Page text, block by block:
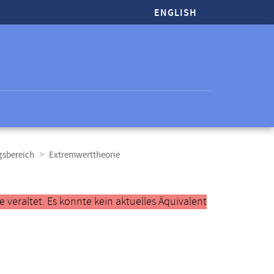
ENGLISH
Extremwerttheorie
veraltet. Es konnte kein aktuelles Äquivalent